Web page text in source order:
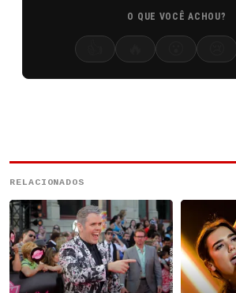
O QUE VOCÊ ACHOU?
RELACIONADOS